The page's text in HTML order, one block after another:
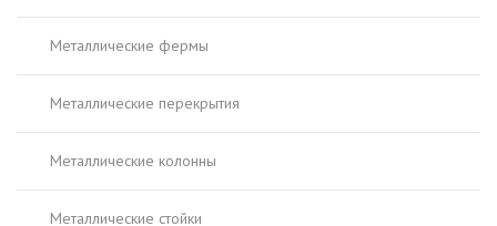
Металлические фермы
Металлические перекрытия
Металлические колонны
Металлические стойки